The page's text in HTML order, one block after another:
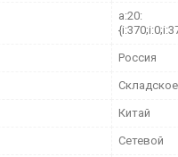
a:20:
Россия
Китай
Сетевой